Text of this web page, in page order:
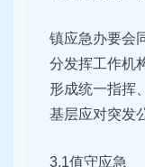
镇应急办要会
分发挥工作机
形成统一指挥
基层应对突发
3.1值守应急